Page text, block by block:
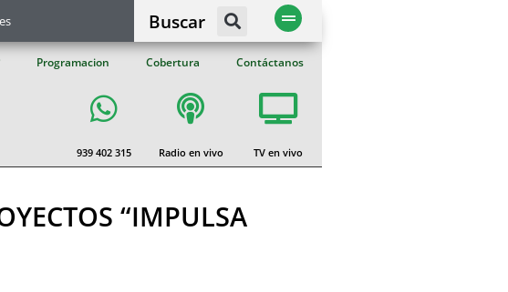
Buscar
Programacion Cobertura Contáctanos
939 402 315 Radio en vivo TV en vivo
“IMPULSA